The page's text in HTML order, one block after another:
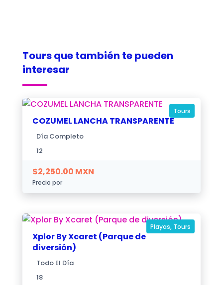
Tours que también te pueden
interesar
Tours
COZUMEL LANCHA TRANSPARENTE
Día Completo
12
Precio por
$2,250.00 MXN
Playas, Tours
Xplor By Xcaret (Parque de
diversión)
Todo El Día
18